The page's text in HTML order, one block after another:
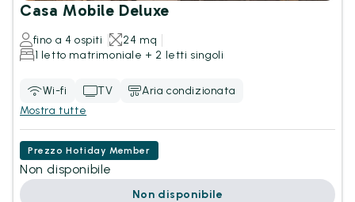
Casa Mobile Deluxe
fino a 4 ospiti
24 mq
1 letto matrimoniale + 2 letti singoli
Wi-fi TV
Aria condizionata
Mostra tutte
Prezzo Hotiday Member
Non disponibile
Non disponibile